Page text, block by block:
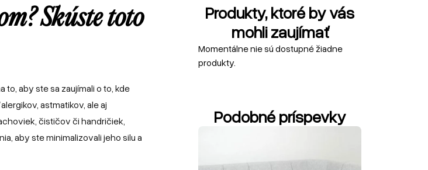
E-shop
v tvare U
Sofabeds
Taburety
sedačky
u zákazníkov
čalúnnictvo
Taburety
sedačky
Skúste toto
to, aby ste sa zaujímali o to, kde
astmatikov, ale aj
čističov či handričiek,
aby ste minimalizovali jeho silu a
Produkty, ktoré by vás
mohli zaujímať
Momentálne nie sú dostupné žiadne
produkty.
Podobné príspevky